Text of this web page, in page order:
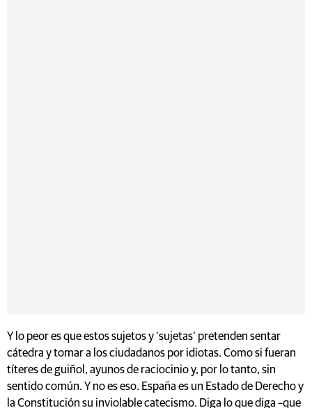
Y lo peor es que estos sujetos y ‘sujetas’ pretenden sentar
cátedra y tomar a los ciudadanos por idiotas. Como si fueran
títeres de guiñol, ayunos de raciocinio y, por lo tanto, sin
sentido común. Y no es eso. España es un Estado de Derecho y
la Constitución su inviolable catecismo. Diga lo que diga –que